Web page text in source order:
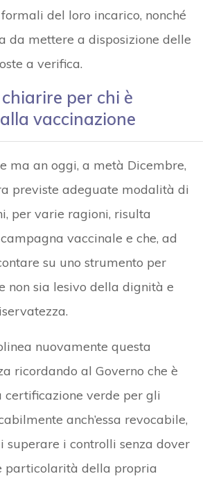
del loro incarico, nonché
da mettere a disposizione delle
a verifica.
per chi è
vaccinazione
ma an oggi, a metà Dicembre,
previste adeguate modalità di
per varie ragioni, risulta
vaccinale e che, ad
su uno strumento per
non sia lesivo della dignità e
nuovamente questa
ricordando al Governo che è
certificazione verde per gli
anch’essa revocabile,
superare i controlli senza dover
particolarità della propria